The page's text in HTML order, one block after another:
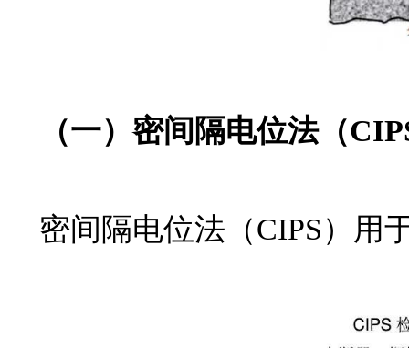
（一）密间隔电位法（
密间隔电位法（CIPS）用